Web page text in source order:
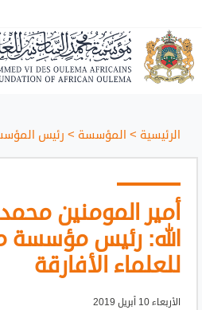
الرئيسية > المؤسسة > رئيس
أمير المومنين
الله: رئيس
للعلماء الأفارقة
الأربعاء 10 أبريل 2019